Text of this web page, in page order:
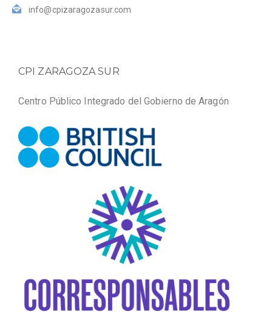
info@cpizaragozasur.com
CPI ZARAGOZA SUR
Centro Público Integrado del Gobierno de Aragón